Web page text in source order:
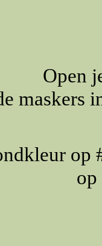
Open
maskers
op
op